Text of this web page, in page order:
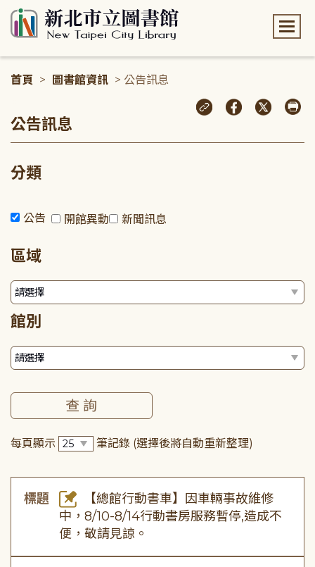
首頁 > 圖書館資訊 > 公告訊息
公告訊息
分類
公告 開館異動 新聞訊息
區域
館別
每頁顯示 筆記錄 (選擇後將自動重新整理)
標題
【總館行動書車】因車輛事故維修
中，8/10-8/14行動書房服務暫停,造成不
便，敬請見諒。